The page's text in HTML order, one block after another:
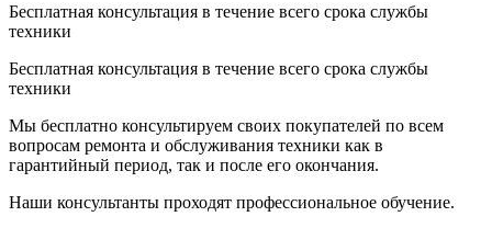
Бесплатная консультация в течение всего срока службы
техники
Бесплатная консультация в течение всего срока службы
техники
Мы бесплатно консультируем своих покупателей по всем
вопросам ремонта и обслуживания техники как в
гарантийный период, так и после его окончания.
Наши консультанты проходят профессиональное обучение.